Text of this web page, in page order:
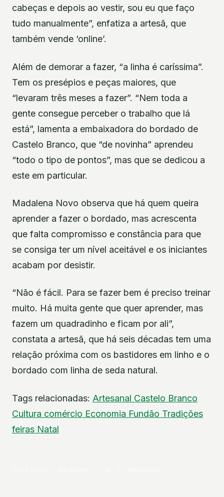
cabeças e depois ao vestir, sou eu que faço
tudo manualmente”, enfatiza a artesã, que
também vende ‘online’.
Além de demorar a fazer, “a linha é caríssima”.
Tem os presépios e peças maiores, que
“levaram três meses a fazer”. “Nem toda a
gente consegue perceber o trabalho que lá
está”, lamenta a embaixadora do bordado de
Castelo Branco, que “de novinha” aprendeu
“todo o tipo de pontos”, mas que se dedicou a
este em particular.
Madalena Novo observa que há quem queira
aprender a fazer o bordado, mas acrescenta
que falta compromisso e constância para que
se consiga ter um nível aceitável e os iniciantes
acabam por desistir.
“Não é fácil. Para se fazer bem é preciso treinar
muito. Há muita gente que quer aprender, mas
fazem um quadradinho e ficam por ali”,
constata a artesã, que há seis décadas tem uma
relação próxima com os bastidores em linho e o
bordado com linha de seda natural.
Tags relacionadas: Artesanal Castelo Branco
Cultura comércio Economia Fundão Tradições
feiras Natal